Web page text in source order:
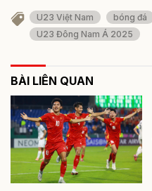
U23 Việt Nam bóng đá
U23 Đông Nam Á 2025
BÀI LIÊN QUAN